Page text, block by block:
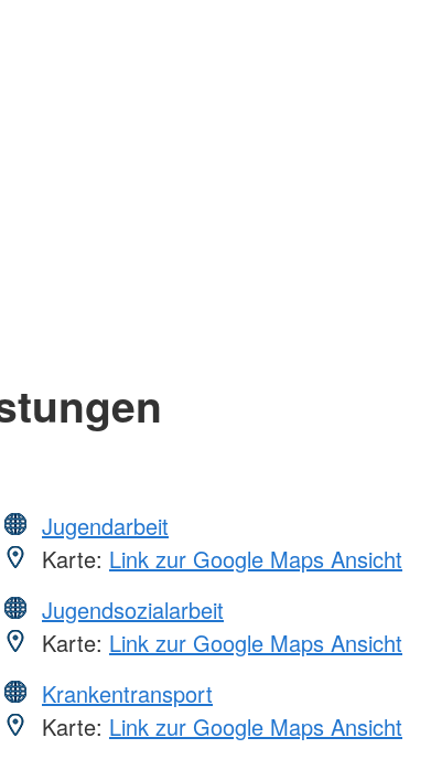
Jugendarbeit
Karte: Link zur Google Maps Ansicht
Jugendsozialarbeit
Karte: Link zur Google Maps Ansicht
Krankentransport
Karte: Link zur Google Maps Ansicht